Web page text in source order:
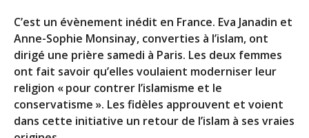
C’est un évènement inédit en France. Eva Janadin et
Anne-Sophie Monsinay, converties à l’islam, ont
dirigé une prière samedi à Paris. Les deux femmes
ont fait savoir qu’elles voulaient moderniser leur
religion « pour contrer l’islamisme et le
conservatisme ». Les fidèles approuvent et voient
dans cette initiative un retour de l’islam à ses vraies